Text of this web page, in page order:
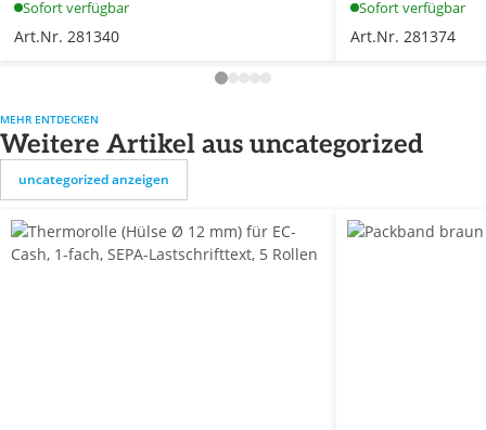
Sofort verfügbar
Art.Nr. 281340
Sofort verfügbar
Art.Nr. 281374
MEHR ENTDECKEN
Weitere Artikel aus uncategorized
uncategorized anzeigen